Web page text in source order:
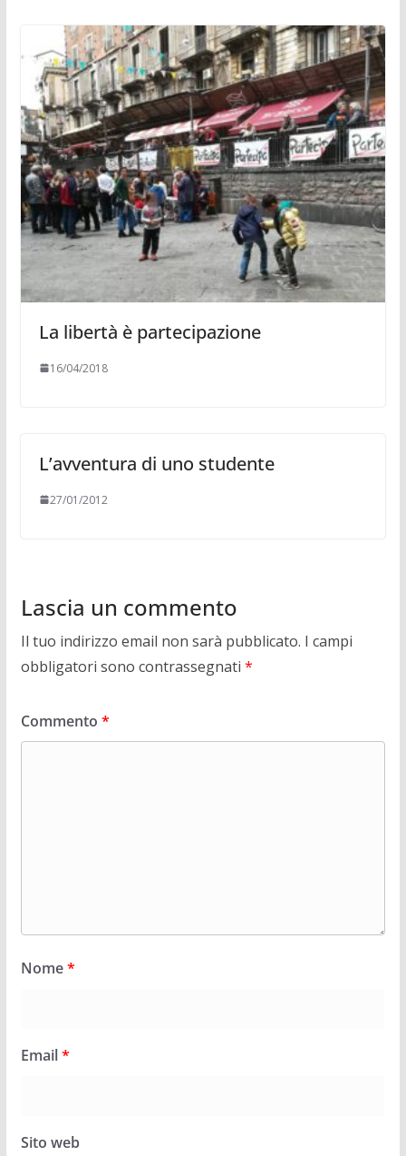
La libertà è partecipazione
16/04/2018
L’avventura di uno studente
27/01/2012
Lascia un commento
Il tuo indirizzo email non sarà pubblicato. I campi
obbligatori sono contrassegnati *
Commento *
Nome*
Email*
Sito web